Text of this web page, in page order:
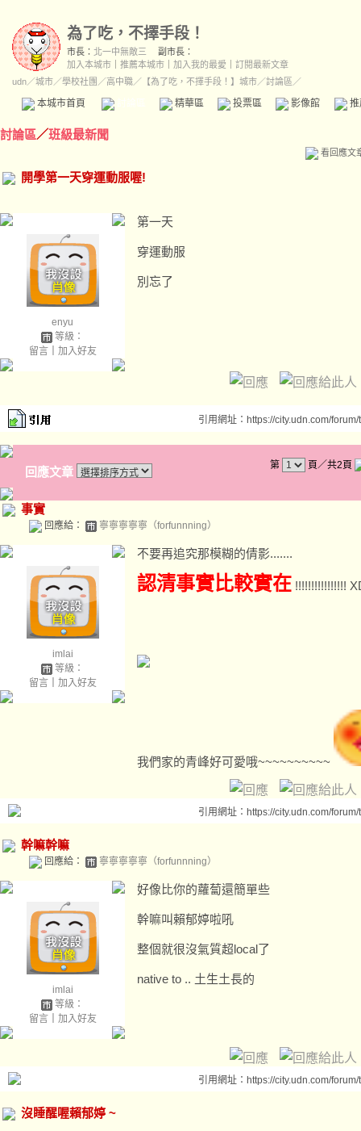
為了吃，不擇手段！
市長： 北一中無敵三
副市長：
加入本城市
推薦本城市 加入我的最愛
訂閱最新文章
udn／城市／學校社團 ／高中職／ 【為了吃，不擇手段！】城市／討論區／
本城市首頁 精華區 投票區 影像館
討論區／班級最新聞
看回應文
開學第一天穿運動服喔!
enyu
等級：
留言｜ 加入好友
第一天
穿運動服
別忘了
引用網址：https://city.udn.com/
回應文章 第 頁／共2頁
事實
回應給： 寧寧寧寧寧（forfunnning）
imlai
等級：
留言｜ 加入好友
不要再追究那模糊的倩影.......
認清事實比較實在 !!!!!!!!!!!!!!!!
我們家的青峰好可愛哦~~~~~~~~~~
引用網址：https://city.udn.com/
幹嘛幹嘛
回應給： 寧寧寧寧寧（forfunnning）
imlai
等級：
留言｜ 加入好友
好像比你的蘿蔔還簡單些
幹嘛叫賴郁婷啦吼
整個就很沒氣質超local了
native to .. 土生土長的
引用網址：https://city.udn.com/
沒睡醒喔賴郁婷 ~